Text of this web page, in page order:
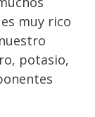
muy rico
potasio,